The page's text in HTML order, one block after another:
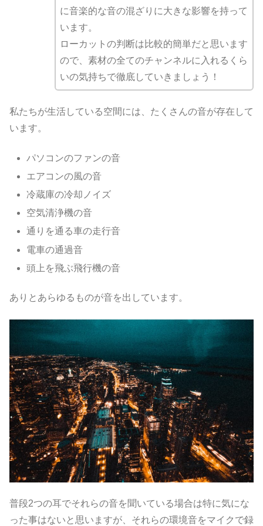
に音楽的な音の混ざりに大きな影響を持って
います。
ローカットの判断は比較的簡単だと思います
ので、素材の全てのチャンネルに入れるくら
いの気持ちで徹底していきましょう！
私たちが生活している空間には、たくさんの音が存在して
います。
パソコンのファンの音
エアコンの風の音
冷蔵庫の冷却ノイズ
空気清浄機の音
通りを通る車の走行音
電車の通過音
頭上を飛ぶ飛行機の音
ありとあらゆるものが音を出しています。
普段2つの耳でそれらの音を聞いている場合は特に気にな
った事はないと思いますが、それらの環境音をマイクで録